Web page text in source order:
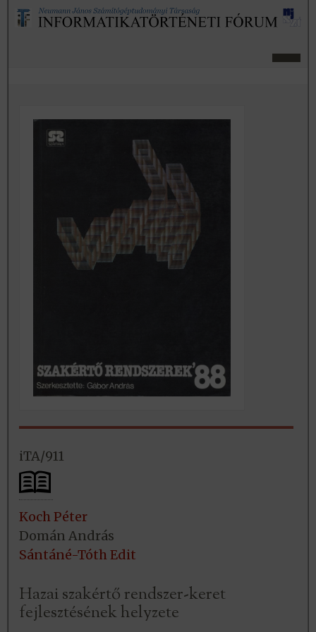
iTA/911
Koch Péter
Domán András
Sántáné-Tóth Edit
Hazai szakértő rendszer-keret
fejlesztésének helyzete